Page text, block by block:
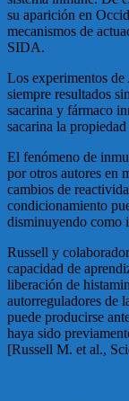
su aparición en
mecanismos de
SIDA.
Los experimentos
siempre resultados
sacarina y fármaco
sacarina la
El fenómeno de
por otros autores en
cambios de
condicionamiento
disminuyendo como
Russell y
capacidad de
liberación de
autorreguladores de
puede producirse
haya sido
[Russell M. et al.,